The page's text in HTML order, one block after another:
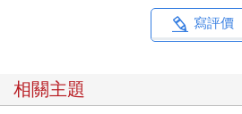
寫評價
相關主題